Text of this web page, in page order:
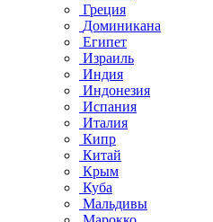
Греция
Доминикана
Египет
Израиль
Индия
Индонезия
Испания
Италия
Кипр
Китай
Крым
Куба
Мальдивы